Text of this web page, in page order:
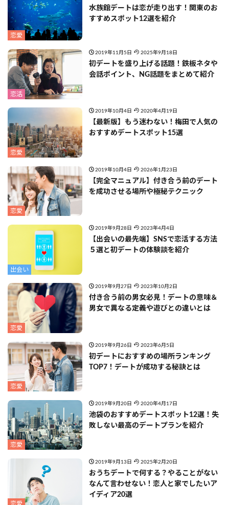
恋愛
水族館デートは恋が走り出す！関東のお
すすめスポット12選を紹介
恋活
2019年11月5日 2025年9月18日
初デートを盛り上げる話題！鉄板ネタや
会話ポイント、NG話題をまとめて紹介
恋愛
2019年10月4日 2020年4月19日
【最新版】もう迷わない！梅田で人気の
おすすめデートスポット15選
恋愛
2019年10月4日 2026年1月23日
【完全マニュアル】付き合う前のデート
を成功させる場所や極秘テクニック
出会い
2019年9月28日 2023年4月4日
【出会いの最先端】SNSで恋活する方法
５選と初デートの体験談を紹介
恋愛
2019年9月27日 2023年10月2日
付き合う前の男女必見！デートの意味＆
男女で異なる定義や遊びとの違いとは
恋愛
2019年9月26日 2023年6月5日
初デートにおすすめの場所ランキング
TOP7！デートが成功する秘訣とは
恋愛
2019年9月20日 2020年4月17日
池袋のおすすめデートスポット12選！失
敗しない最高のデートプランを紹介
恋愛
2019年9月13日 2025年2月20日
おうちデートで何する？やることがない
なんて言わせない！恋人と家でしたいア
イディア20選